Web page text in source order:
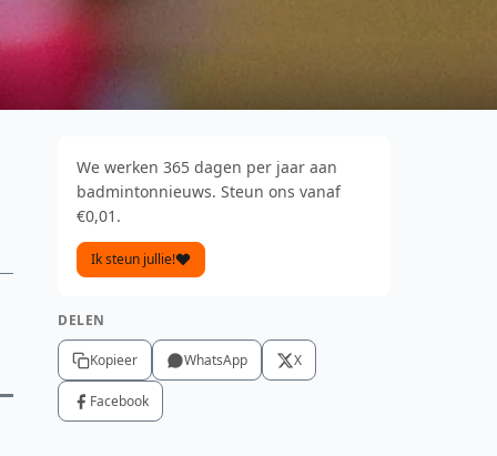
We werken 365 dagen per jaar aan
badmintonnieuws. Steun ons vanaf
€0,01.
Ik steun jullie!
DELEN
Kopieer WhatsApp X
Facebook